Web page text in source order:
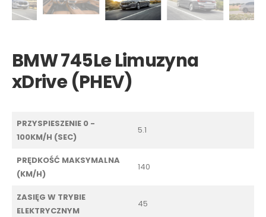
BMW 745Le Limuzyna
xDrive (PHEV)
PRZYSPIESZENIE 0 -
100KM/H (SEC)
5.1
PRĘDKOŚĆ MAKSYMALNA
(KM/H)
140
ZASIĘG W TRYBIE
ELEKTRYCZNYM
45